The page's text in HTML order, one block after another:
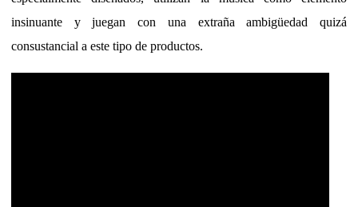
insinuante y juegan con una extraña ambigüedad quizá
consustancial a este tipo de productos.